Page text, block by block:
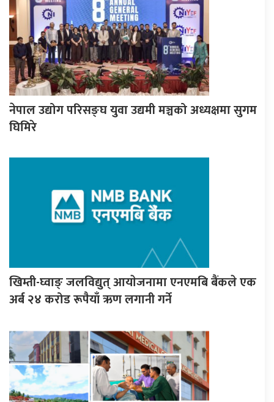
नेपाल उद्योग परिसङ्घ युवा उद्यमी मञ्चको अध्यक्षमा सुगम
घिमिरे
खिम्ती-घ्वाङ् जलविद्युत् आयाेजनामा एनएमबि बैंकले एक
अर्ब २४ करोड रूपैयाँ ऋण लगानी गर्ने